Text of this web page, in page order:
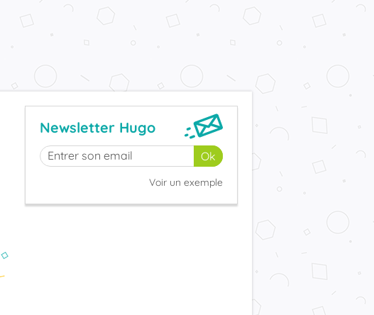
Newsletter Hugo
Voir un exemple